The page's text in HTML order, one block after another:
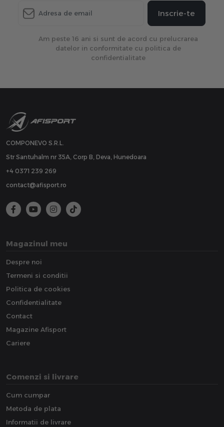
Inscrie-te
Am peste 16 ani si sunt de acord cu prelucrarea
datelor in conformitate cu politica de
confidentialitate
COMPONEVO S.R.L.
Str Santuhalm nr 35A, Corp B, Deva, Hunedoara
+4 0371 239 269
contact@afisport.ro
Magazinul meu
Despre noi
Termeni si conditii
Politica de cookies
Confidentialitate
Contact
Magazine Afisport
Cariere
Comenzi si livrare
Cum cumpar
Metoda de plata
Informatii de livrare